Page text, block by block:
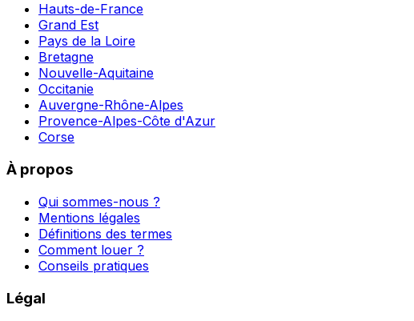
Hauts-de-France
Grand Est
Pays de la Loire
Bretagne
Nouvelle-Aquitaine
Occitanie
Auvergne-Rhône-Alpes
Provence-Alpes-Côte d'Azur
Corse
À propos
Qui sommes-nous ?
Mentions légales
Définitions des termes
Comment louer ?
Conseils pratiques
Légal